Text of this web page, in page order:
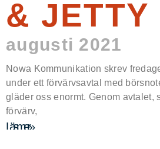
& JETTY
augusti 2021
Nowa Kommunikation skrev
under ett förvärvsavtal med
gläder oss enormt. Genom avtalet,
förvärv,
Läs mer »